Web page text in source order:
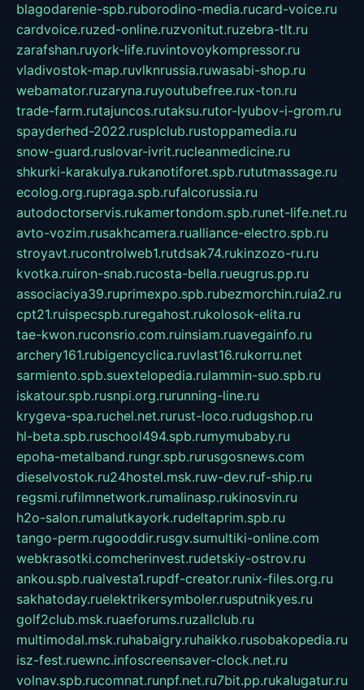
blagodarenie-spb.ruborodino-media.rucard-voice.ru
cardvoice.ruzed-online.ruzvonitut.ruzebra-tlt.ru
zarafshan.ruyork-life.ruvintovoykompressor.ru
vladivostok-map.ruvlknrussia.ruwasabi-shop.ru
webamator.ruzaryna.ruyoutubefree.rux-ton.ru
trade-farm.rutajuncos.rutaksu.rutor-lyubov-i-grom.ru
spayderhed-2022.rusplclub.rustoppamedia.ru
snow-guard.ruslovar-ivrit.rucleanmedicine.ru
shkurki-karakulya.rukanotiforet.spb.rututmassage.ru
ecolog.org.rupraga.spb.rufalcorussia.ru
autodoctorservis.rukamertondom.spb.runet-life.net.ru
avto-vozim.rusakhcamera.rualliance-electro.spb.ru
stroyavt.rucontrolweb1.rutdsak74.rukinzozo-ru.ru
kvotka.ruiron-snab.rucosta-bella.rueugrus.pp.ru
associaciya39.ruprimexpo.spb.rubezmorchin.ruia2.ru
cpt21.ruispecspb.ruregahost.rukolosok-elita.ru
tae-kwon.ruconsrio.com.ruinsiam.ruavegainfo.ru
archery161.rubigencyclica.ruvlast16.rukorru.net
sarmiento.spb.suextelopedia.rulammin-suo.spb.ru
iskatour.spb.rusnpi.org.rurunning-line.ru
krygeva-spa.ruchel.net.rurust-loco.rudugshop.ru
hl-beta.spb.ruschool494.spb.rumymubaby.ru
epoha-metalband.rungr.spb.rurusgosnews.com
dieselvostok.ru24hostel.msk.ruw-dev.ruf-ship.ru
regsmi.rufilmnetwork.rumalinasp.rukinosvin.ru
h2o-salon.rumalutkayork.rudeltaprim.spb.ru
tango-perm.rugooddir.rusgv.sumultiki-online.com
webkrasotki.comcherinvest.rudetskiy-ostrov.ru
ankou.spb.rualvesta1.rupdf-creator.runix-files.org.ru
sakhatoday.ruelektrikersymboler.rusputnikyes.ru
golf2club.msk.ruaeforums.ruzallclub.ru
multimodal.msk.ruhabaigry.ruhaikko.rusobakopedia.ru
isz-fest.ruewnc.infoscreensaver-clock.net.ru
volnav.spb.rucomnat.runpf.net.ru7bit.pp.rukalugatur.ru